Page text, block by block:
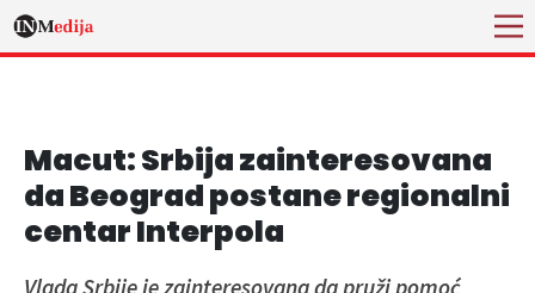
Macut: Srbija zainteresovana
da Beograd postane regionalni
centar Interpola
Vlada Srbije je zainteresovana da pruži pomoć